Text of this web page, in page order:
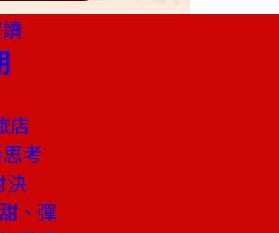
店
考
決
、彈